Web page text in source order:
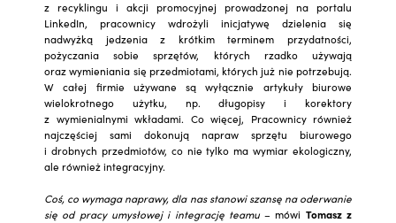
z recyklingu i akcji promocyjnej prowadzonej na portalu
LinkedIn, pracownicy wdrożyli inicjatywę dzielenia się
nadwyżką jedzenia z krótkim terminem przydatności,
pożyczania sobie sprzętów, których rzadko używają
oraz wymieniania się przedmiotami, których już nie potrzebują.
W całej firmie używane są wyłącznie artykuły biurowe
wielokrotnego użytku, np. długopisy i korektory
z wymienialnymi wkładami. Co więcej, Pracownicy również
najczęściej sami dokonują napraw sprzętu biurowego
i drobnych przedmiotów, co nie tylko ma wymiar ekologiczny,
ale również integracyjny.
Coś, co wymaga naprawy, dla nas stanowi szansę na oderwanie
się od pracy umysłowej i integrację teamu– mówi Tomasz z